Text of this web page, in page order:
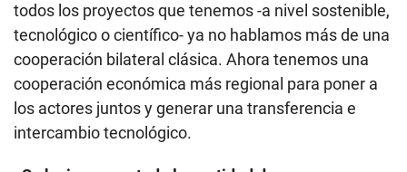
todos los proyectos que tenemos -a nivel sostenible,
tecnológico o científico- ya no hablamos más de una
cooperación bilateral clásica. Ahora tenemos una
cooperación económica más regional para poner a
los actores juntos y generar una transferencia e
intercambio tecnológico.